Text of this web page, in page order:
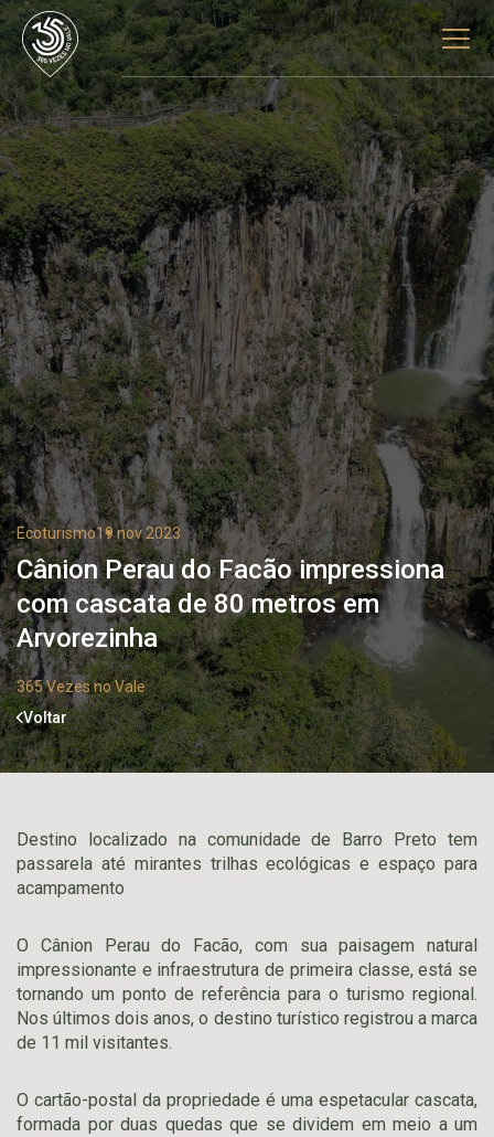
Ecoturismo19 nov 2023
Cânion Perau do Facão impressiona
com cascata de 80 metros em
Arvorezinha
365 Vezes no Vale
Voltar
Destino localizado na comunidade de Barro Preto tem
passarela até mirantes trilhas ecológicas e espaço para
acampamento
O Cânion Perau do Facão, com sua paisagem natural
impressionante e infraestrutura de primeira classe, está se
tornando um ponto de referência para o turismo regional.
Nos últimos dois anos, o destino turístico registrou a marca
de 11 mil visitantes.
O cartão-postal da propriedade é uma espetacular cascata,
formada por duas quedas que se dividem em meio a um